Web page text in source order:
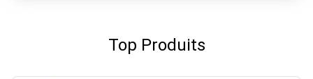
Top Produits